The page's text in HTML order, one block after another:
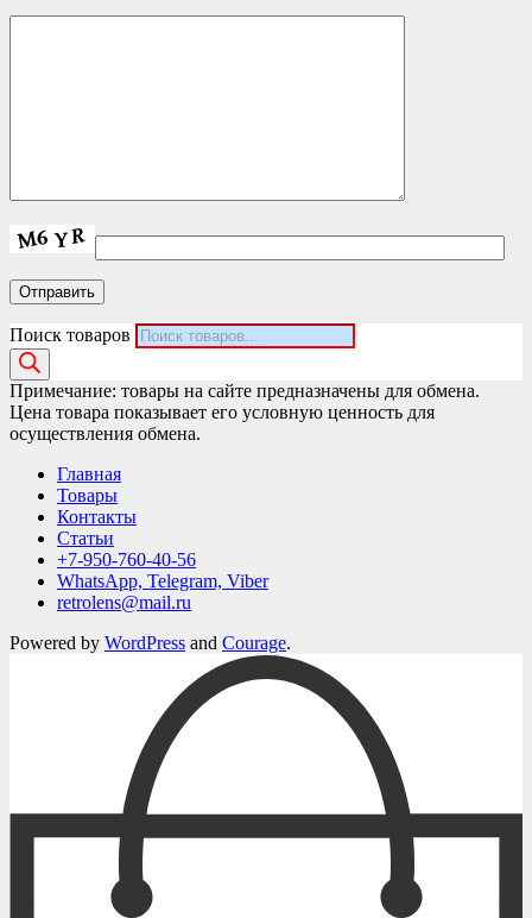
Поиск товаров
Примечание: товары на сайте предназначены для обмена.
Цена товара показывает его условную ценность для
осуществления обмена.
Главная
Товары
Контакты
Статьи
+7-950-760-40-56
WhatsApp, Telegram, Viber
retrolens@mail.ru
Powered by WordPress and Courage.